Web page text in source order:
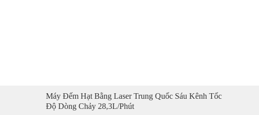
Máy Đếm Hạt Bằng Laser Trung Quốc Sáu Kênh Tốc
Độ Dòng Chảy 28,3L/phút